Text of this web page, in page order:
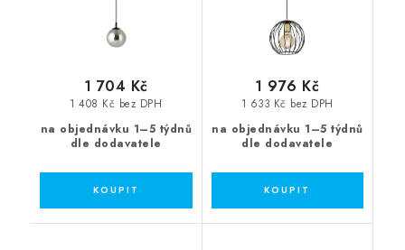
na objednávku 1–5 týdnů
dle dodavatele
1 408 Kč bez DPH
1 704 Kč
na objednávku 1–5 týdnů
dle dodavatele
1 633 Kč bez DPH
1 976 Kč